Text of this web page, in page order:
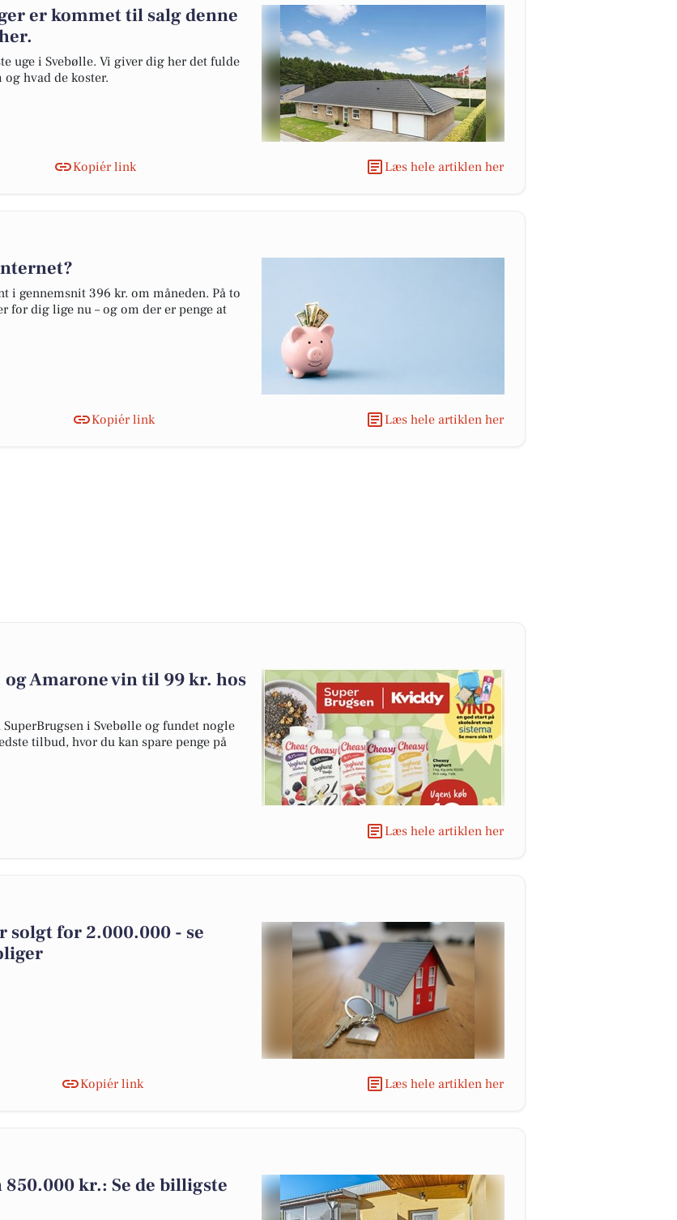
er kommet til salg denne
uge i Svebølle. Vi giver dig her det fulde
hvad de koster.
Kopiér link Læs hele artiklen her
i gennemsnit 396 kr. om måneden. På to
for dig lige nu – og om der er penge at
Kopiér link Læs hele artiklen her
Amarone vin til 99 kr. hos
i Svebølle og fundet nogle
tilbud, hvor du kan spare penge på
Læs hele artiklen her
solgt for 2.000.000 - se
Kopiér link Læs hele artiklen her
kr.: Se de billigste